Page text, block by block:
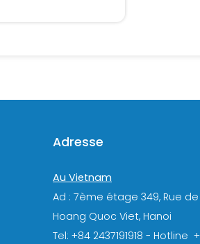
Adresse
Au Vietnam
Ad : 7ème étage 349, Rue de
Hoang Quoc Viet, Hanoi
Tel: +84 2437191918 - Hotline